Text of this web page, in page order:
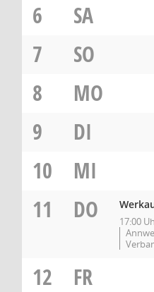
6
SA
7
SO
8
MO
9
DI
10
MI
11
DO
17:00
12
FR